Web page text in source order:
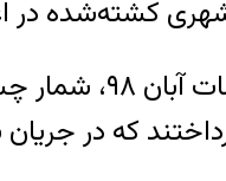
اعتراضات آبان
از سرنوشت نافرجام